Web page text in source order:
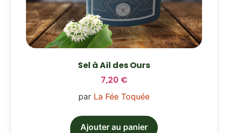
Sel à Ail des Ours
7,20 €
par La Fée Toquée
Ajouter au panier